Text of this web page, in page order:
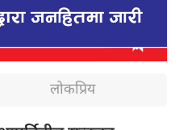
लोकप्रिय